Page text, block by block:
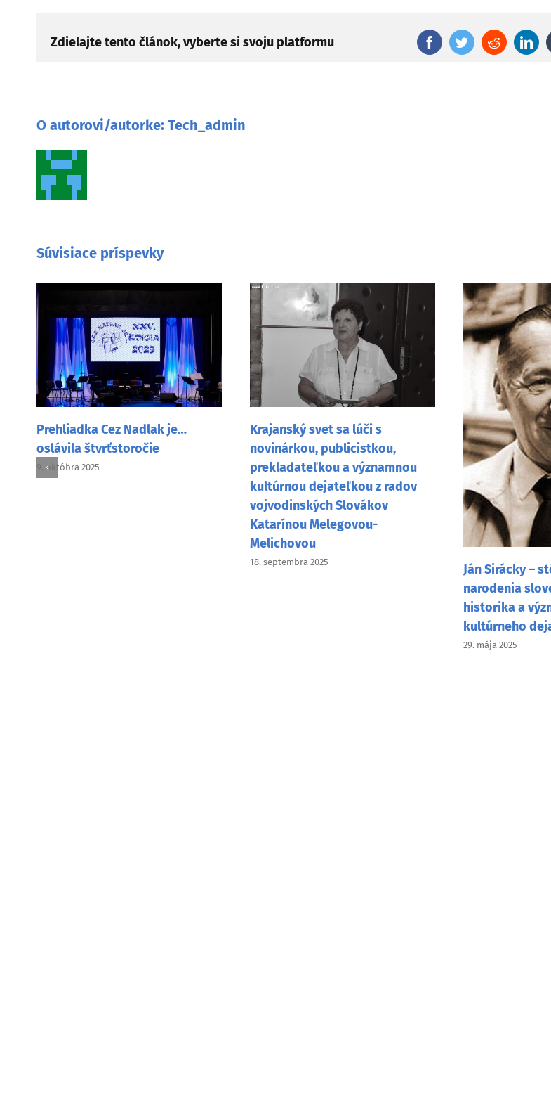
Zdielajte tento článok, vyberte si svoju platformu FacebookTwitterReddit
O autorovi/autorke: Tech_admin
Súvisiace príspevky
Prehliadka Cez Nadlak je…
oslávila štvrťstoročie
9. októbra 2025
Krajanský svet sa lúči s
novinárkou, publicistkou,
prekladateľkou a významnou
kultúrnou dejateľkou z radov
vojvodinských Slovákov
Katarínou Melegovou-
Melichovou
18. septembra 2025
Ján Sirácky –
narodenia
historika a
kultúrneho
29. mája 2025